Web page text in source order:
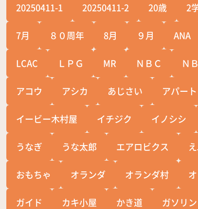
20250411-1 20250411-2 20歳 2
7月 ８０周年 8月 ９月 ANA
LCAC ＬＰＧ MR ＮＢＣ Ｎ
アコウ アシカ あじさい アパート
イービー木村屋 イチジク イノシシ
うなぎ うな太郎 エアロビクス
おもちゃ オランダ オランダ村
ガイド カキ小屋 かき道 ガソリン